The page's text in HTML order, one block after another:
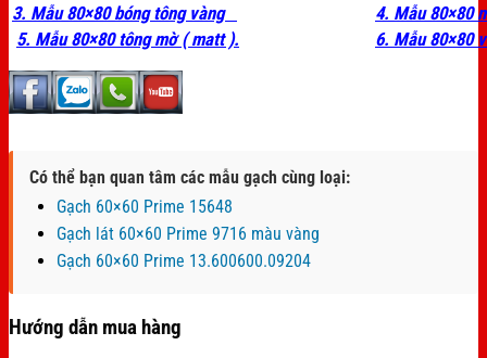
3. Mẫu 80×80 bóng tông vàng
4. Mẫu 80×80
5. Mẫu 80×80 tông mờ ( matt ).
6. Mẫu 80×80
Có thể bạn quan tâm các mẫu gạch cùng loại:
Gạch 60×60 Prime 15648
Gạch lát 60×60 Prime 9716 màu vàng
Gạch 60×60 Prime 13.600600.09204
Hướng dẫn mua hàng